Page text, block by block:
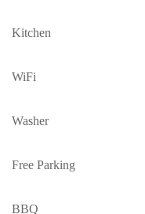
Kitchen
WiFi
Washer
Free Parking
BBQ